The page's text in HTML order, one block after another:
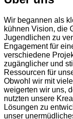
Wir begannen als
kühnen Vision, die
Jugendlichen zu
Engagement für
verschiedene
zugänglicher und
Ressourcen für
Obwohl wir mit
weigerten wir uns,
nutzten unsere
Lösungen zu
unser